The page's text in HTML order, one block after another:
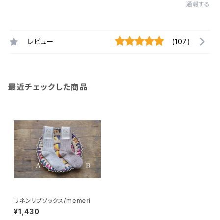
通報する
レビュー (107)
最近チェックした商品
リネンリブソックス/memeri
¥1,430